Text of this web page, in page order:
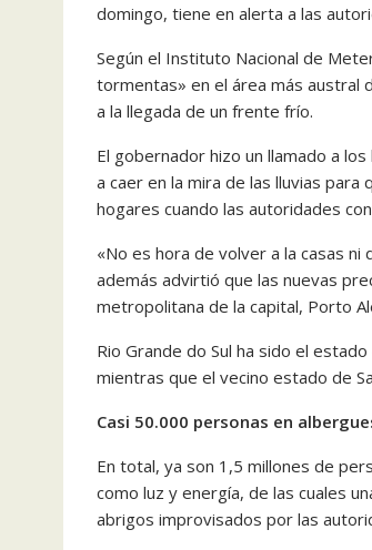
domingo, tiene en alerta a las
Según el Instituto Nacional de
tormentas» en el área más austral
a la llegada de un frente frío.
El gobernador hizo un llamado a
a caer en la mira de las lluvias
hogares cuando las autoridades
«No es hora de volver a la casas
además advirtió que las nuevas
metropolitana de la capital, Porto
Rio Grande do Sul ha sido el
mientras que el vecino estado de
Casi 50.000 personas en
En total, ya son 1,5 millones de
como luz y energía, de las cuales
abrigos improvisados por las